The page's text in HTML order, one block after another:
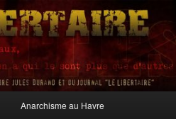
Anarchisme au Havre